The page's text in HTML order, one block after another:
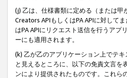
(j) 乙は、仕様書類に定める（または
Creators APIもしくはPA APIに対して
はPA APIにリクエスト送信を行うア
ーにも適用されます。
(k) 乙が乙のアプリケーション上でテ
と見えるところに、以下の免責文言
ンにより提供されたものです。これら